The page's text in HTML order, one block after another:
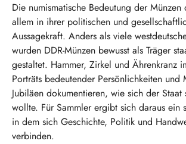
Die numismatische Bedeutung der
allem in ihrer politischen und
Aussagekraft. Anders als viele
wurden DDR-Münzen bewusst als Träger
gestaltet. Hammer, Zirkel und Ährenkranz
Porträts bedeutender Persönlichkeiten und
Jubiläen dokumentieren, wie sich der Staat
wollte. Für Sammler ergibt sich daraus ein
in dem sich Geschichte, Politik und
verbinden.